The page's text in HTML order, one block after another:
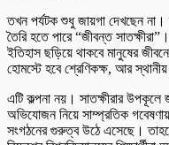
তখন পর্যটক শুধু জায়গা দেখছেন
তৈরি হতে পারে “জীবন্ত
ইতিহাস ছড়িয়ে থাকবে মানুষের
হোমস্টে হবে শ্রেণিকক্ষ, আর
এটি কল্পনা নয়। সাতক্ষীরার উপকূলে
অভিযোজন নিয়ে সাম্প্রতিক
সংগঠনের গুরুত্ব উঠে এসেছে।